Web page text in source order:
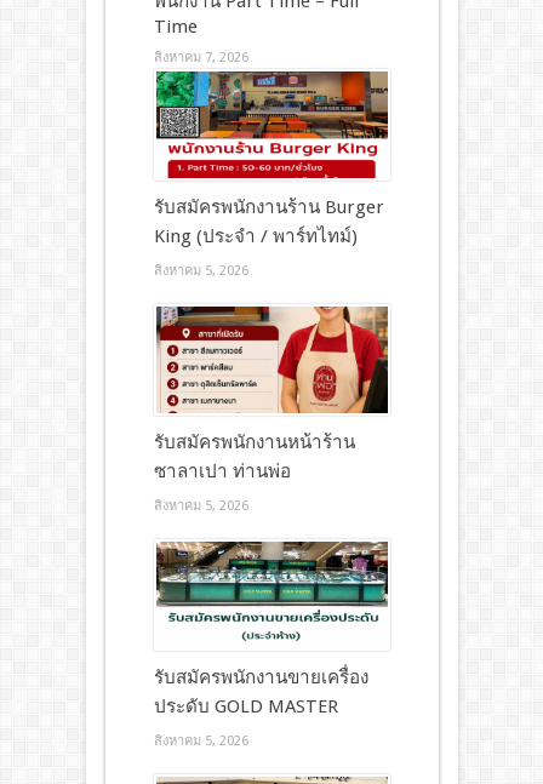
Time
สิงหาคม 7, 2026
รับสมัครพนักงานร้าน Burger
King (ประจำ / พาร์ทไทม์)
สิงหาคม 5, 2026
รับสมัครพนักงานหน้าร้าน
ซาลาเปา ท่านพ่อ
สิงหาคม 5, 2026
รับสมัครพนักงานขายเครื่อง
ประดับ GOLD MASTER
สิงหาคม 5, 2026